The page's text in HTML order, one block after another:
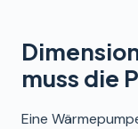
muss die
Eine